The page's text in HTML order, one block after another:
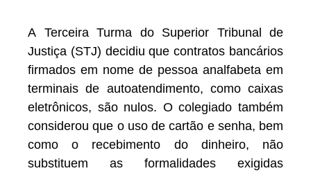
​A Terceira Turma do Superior Tribunal de
Justiça (STJ) decidiu que contratos bancários
firmados em nome de pessoa analfabeta em
terminais de autoatendimento, como caixas
eletrônicos, são nulos. O colegiado também
considerou que o uso de cartão e senha, bem
como o recebimento do dinheiro, não
substituem as formalidades exigidas